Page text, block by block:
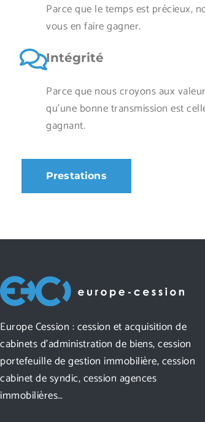
Parce que le temps est précieux,
vous en faire gagner.
Intégrité
Parce que nous croyons aux
qu'une bonne transmission est
gagnant.
Prestations
Europe Cession : cession et acquisition de
cabinets d’administration de biens, cession
portefeuille de gestion immobilière, cession
cabinet de syndic, cession agences
immobilières…